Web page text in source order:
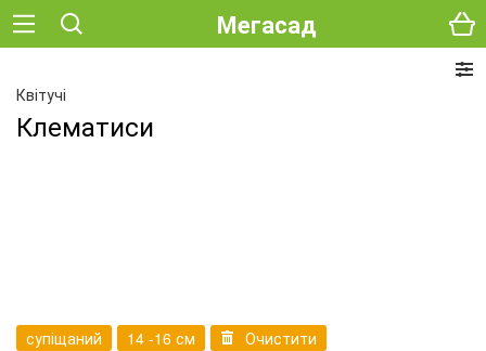
Мегасад
Квітучі
Клематиси
супіщаний 14 -16 см Очистити